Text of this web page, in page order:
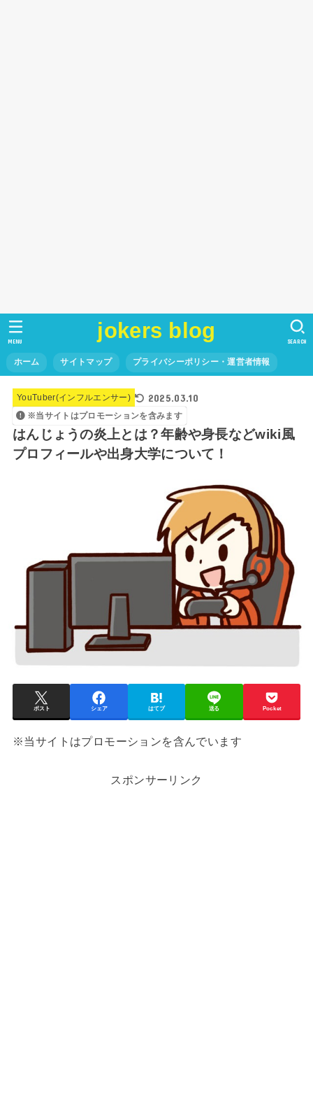
jokers blog
ホーム サイトマップ プライバシーポリシー・運営者情報
SEARCH
MENU
YouTuber(インフルエンサー) 2025.03.10
※当サイトはプロモーションを含みます
はんじょうの炎上とは？年齢や身長などwiki風
プロフィールや出身大学について！
ポスト シェア はてブ 送る Pocket
※当サイトはプロモーションを含んでいます
スポンサーリンク